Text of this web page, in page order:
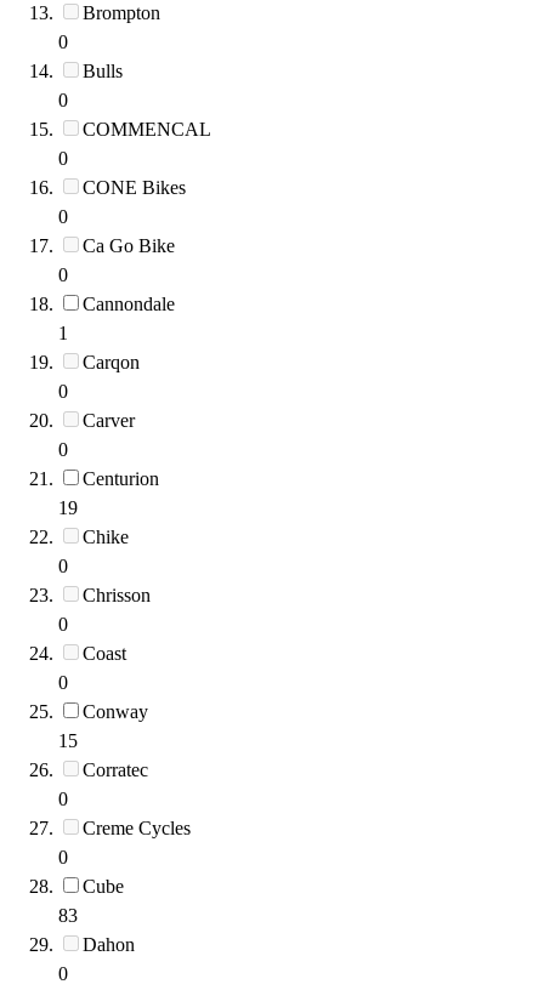
Brompton
0
Bulls
0
COMMENCAL
0
CONE Bikes
0
Ca Go Bike
0
Cannondale
1
Carqon
0
Carver
0
Centurion
19
Chike
0
Chrisson
0
Coast
0
Conway
15
Corratec
0
Creme Cycles
0
Cube
83
Dahon
0